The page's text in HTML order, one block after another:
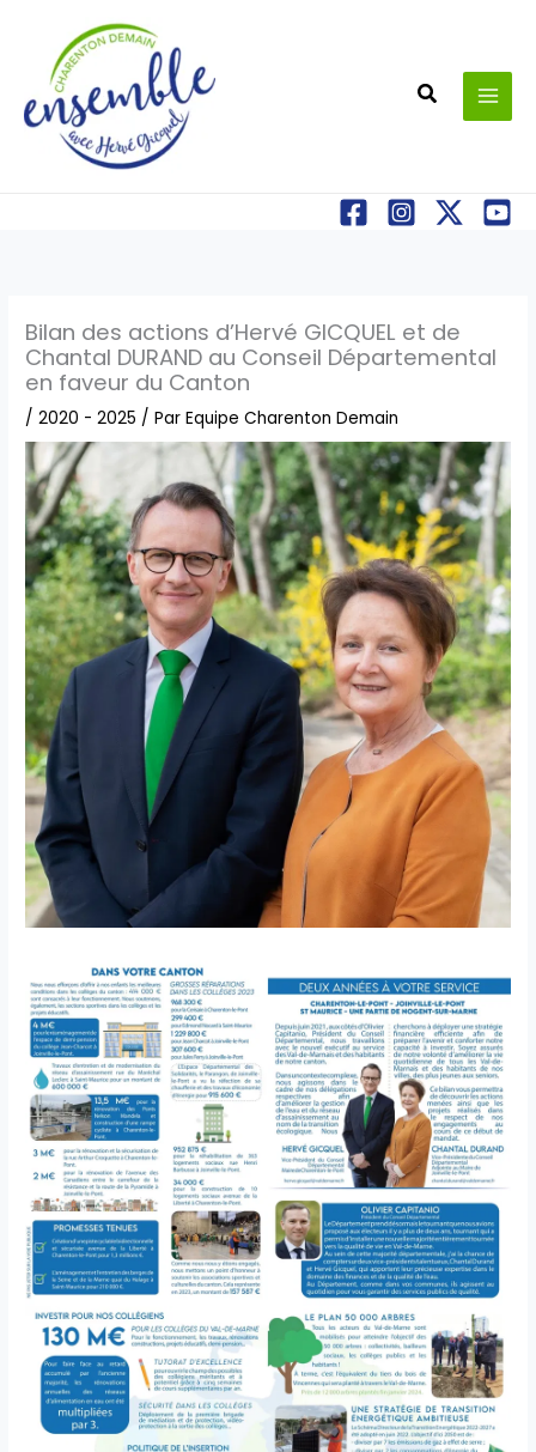
contenu
Bilan des actions d’Hervé GICQUEL et de
Chantal DURAND au Conseil Départemental
en faveur du Canton
/2020 - 2025 / ParEquipe Charenton Demain